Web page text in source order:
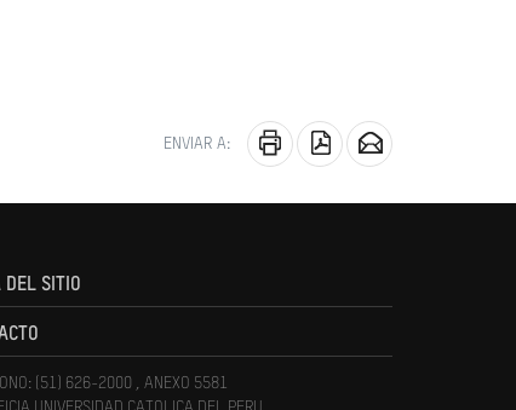
ENVIAR A:
DEL SITIO
(51) 626-2000 , ANEXO 5581